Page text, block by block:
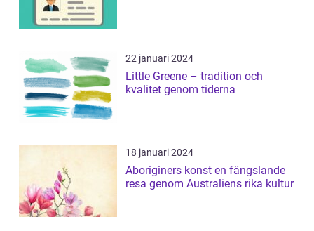
22 januari 2024
Little Greene – tradition och
kvalitet genom tiderna
18 januari 2024
Aboriginers konst en fängslande
resa genom Australiens rika kultur